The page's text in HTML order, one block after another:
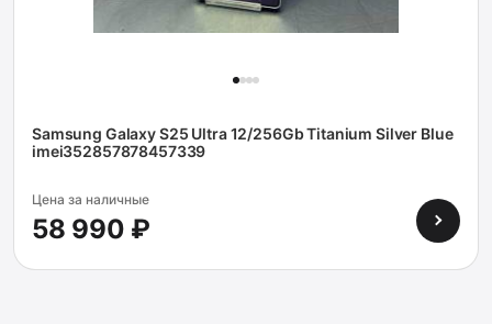
Samsung Galaxy S25 Ultra 12/256Gb Titanium Silver Blue
imei352857878457339
Цена за наличные
58 990 ₽